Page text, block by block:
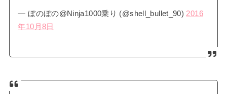
— ぼのぼの@Ninja1000乗り (@shell_bullet_90) 2016
年10月8日